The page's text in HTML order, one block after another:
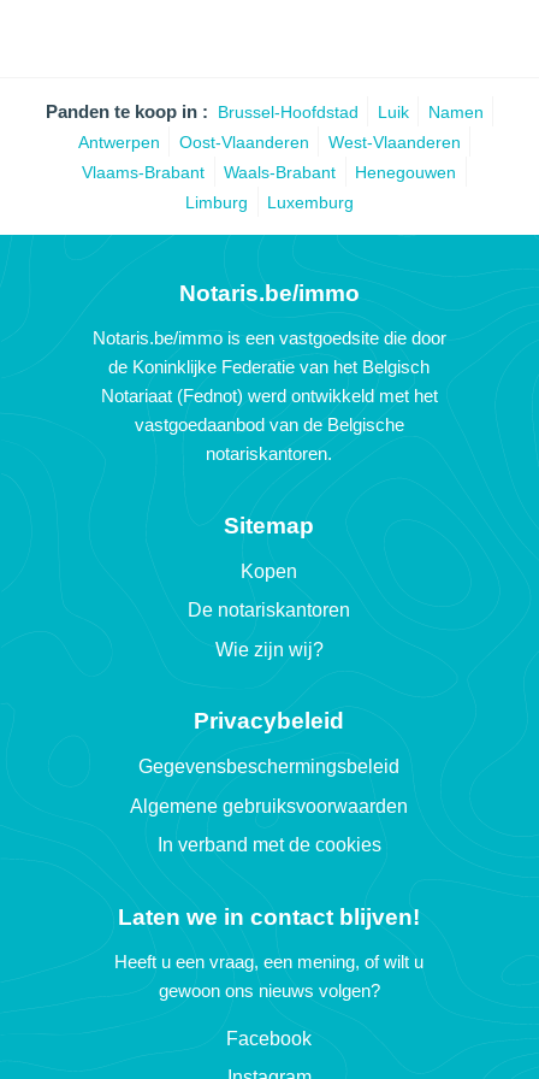
Panden te koop in : Brussel-Hoofdstad Luik
Namen
Antwerpen
Oost-Vlaanderen
West-Vlaanderen
Vlaams-Brabant
Waals-Brabant
Henegouwen
Limburg
Luxemburg
Notaris.be/immo
Notaris.be/immo is een vastgoedsite die door
de Koninklijke Federatie van het Belgisch
Notariaat (Fednot) werd ontwikkeld met het
vastgoedaanbod van de Belgische
notariskantoren.
Sitemap
Kopen
De notariskantoren
Wie zijn wij?
Privacybeleid
Gegevensbeschermingsbeleid
Algemene gebruiksvoorwaarden
In verband met de cookies
Laten we in contact blijven!
Heeft u een vraag, een mening, of wilt u
gewoon ons nieuws volgen?
Facebook